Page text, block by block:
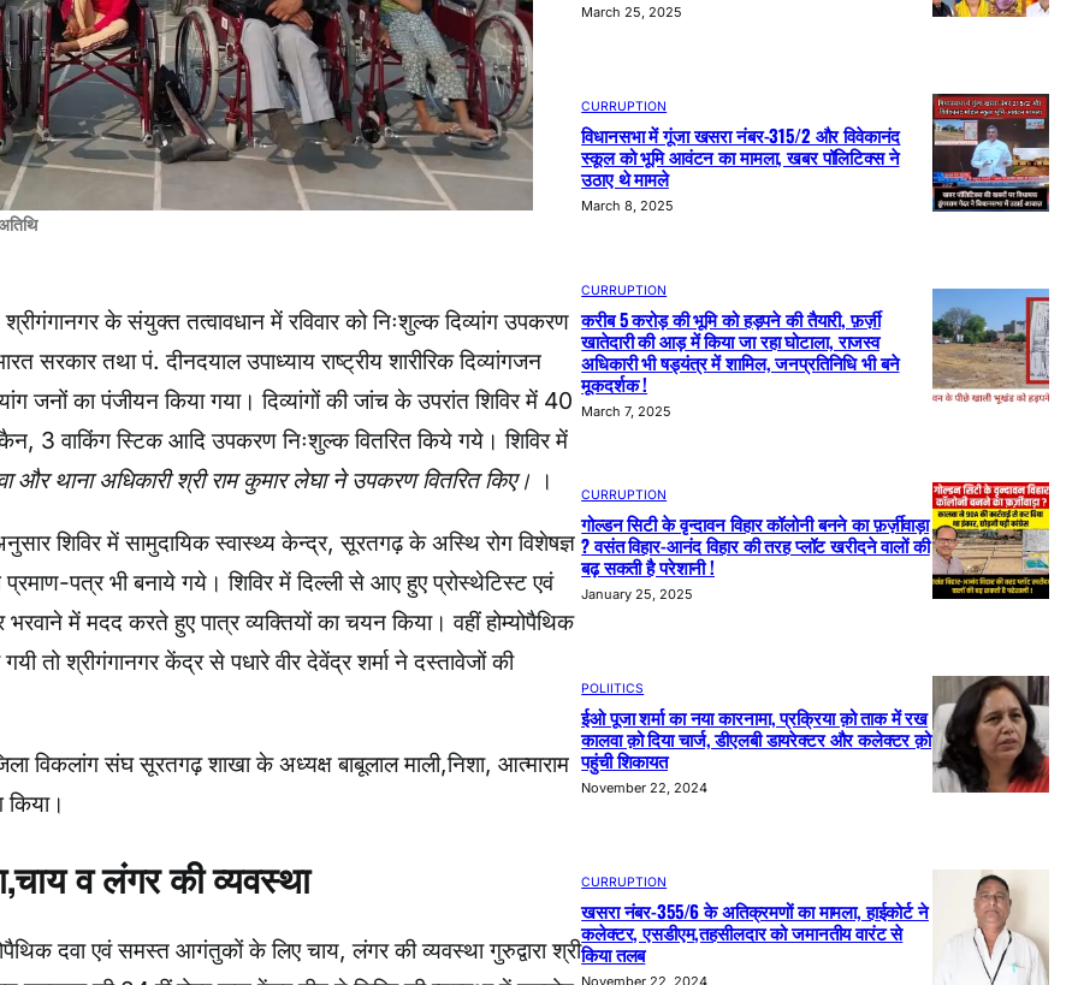
के संयुक्त तत्वावधान में रविवार को निःशुल्क दिव्यांग उपकरण
सरकार तथा पं. दीनदयाल उपाध्याय राष्ट्रीय शारीरिक दिव्यांगजन
जनों का पंजीयन किया गया। दिव्यांगों की जांच के उपरांत शिविर में 40
3 वाकिंग स्टिक आदि उपकरण निःशुल्क वितरित किये गये। शिविर में
थाना अधिकारी श्री राम कुमार लेघा ने उपकरण वितरित किए। ।
शिविर में सामुदायिक स्वास्थ्य केन्द्र, सूरतगढ़ के अस्थि रोग विशेषज्ञ
पत्र भी बनाये गये। शिविर में दिल्ली से आए हुए प्रोस्थेटिस्ट एवं
में मदद करते हुए पात्र व्यक्तियों का चयन किया। वहीं होम्योपैथिक
गयी तो श्रीगंगानगर केंद्र से पधारे वीर देवेंद्र शर्मा ने दस्तावेजों की
विकलांग संघ सूरतगढ़ शाखा के अध्यक्ष बाबूलाल माली,निशा, आत्माराम
किया।
व लंगर की व्यवस्था
दवा एवं समस्त आगंतुकों के लिए चाय, लंगर की व्यवस्था गुरुद्वारा श्री
March 25, 2025
CURRUPTION
विधानसभा में गूंजा खसरा नंबर-315/2 और विवेकानंद
स्कूल को भूमि आवंटन का मामला, खबर पॉलिटिक्स ने
उठाए थे मामले
March 8, 2025
CURRUPTION
करीब 5 करोड़ की भूमि को हड़पने की तैयारी, फ़र्ज़ी
खातेदारी की आड़ में किया जा रहा घोटाला, राजस्व
अधिकारी भी षड्यंत्र में शामिल, जनप्रतिनिधि भी बने
मूकदर्शक !
March 7, 2025
CURRUPTION
गोल्डन सिटी के वृन्दावन विहार कॉलोनी बनने का फ़र्ज़ीवाड़ा
? वसंत विहार-आनंद विहार की तरह प्लॉट खरीदने वालों की
बढ़ सकती है परेशानी !
January 25, 2025
POLIITICS
ईओ पूजा शर्मा का नया कारनामा, प्रक्रिया क़ो ताक में रख
कालवा क़ो दिया चार्ज, डीएलबी डायरेक्टर और कलेक्टर क़ो
पहुंची शिकायत
November 22, 2024
CURRUPTION
खसरा नंबर-355/6 के अतिक्रमणों का मामला, हाईकोर्ट ने
कलेक्टर, एसडीएम,तहसीलदार को जमानतीय वारंट से
किया तलब
November 22, 2024